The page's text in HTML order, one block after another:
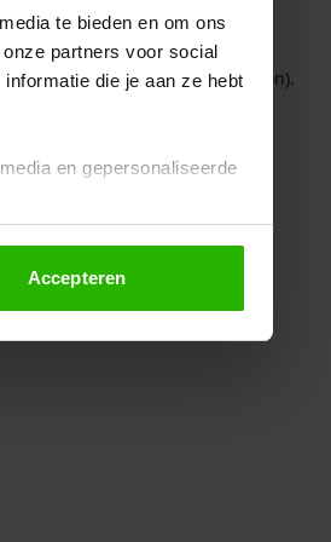
te bieden en om ons
partners voor social
die je aan ze hebt
en gepersonaliseerde
altijd wijzigen of
Accepteren
console for more information).